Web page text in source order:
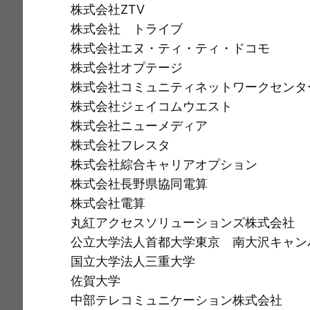
株式会社ZTV
株式会社 トライブ
株式会社エヌ・ティ・ティ・ドコモ
株式会社オプテージ
株式会社コミュニティネットワークセンタ
株式会社ジェイコムウエスト
株式会社ニューメディア
株式会社フレスタ
株式会社綜合キャリアオプション
株式会社長野県協同電算
株式会社電算
丸紅アクセスソリューションズ株式会社
公立大学法人首都大学東京 南大沢キャン
国立大学法人三重大学
佐賀大学
中部テレコミュニケーション株式会社